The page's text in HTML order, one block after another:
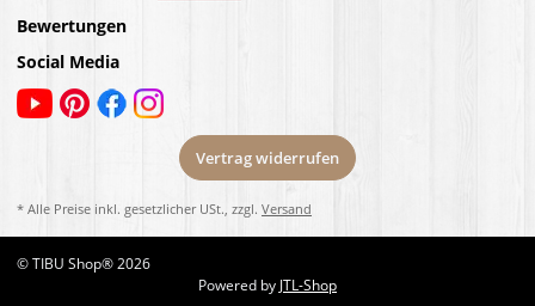
Bewertungen
Social Media
Vertrag widerrufen
* Alle Preise inkl. gesetzlicher USt., zzgl. Versand
© TIBU Shop® 2026
Powered byJTL-Shop